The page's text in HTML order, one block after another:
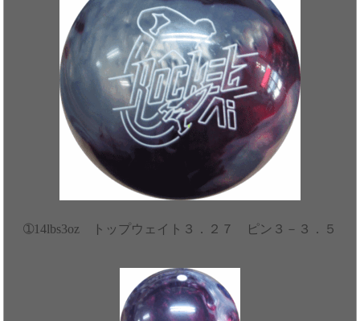
➀14lbs3oz トップウェイト３．２７ ピン３－３．５